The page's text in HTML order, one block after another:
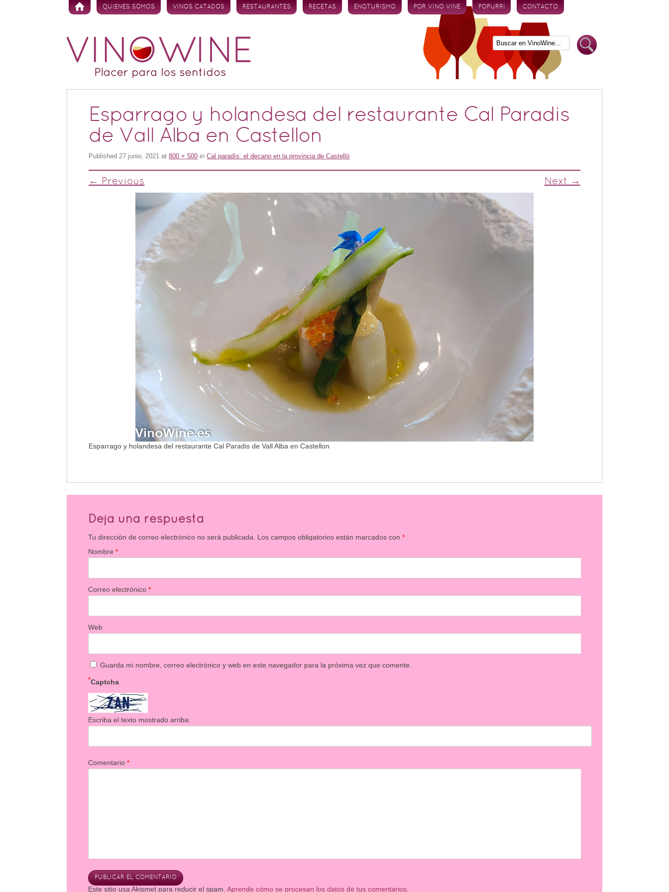
Skip to content
QUIENES SOMOS VINOS CATADOS RESTAURANTES RECETAS ENOTURISMO POR VINO VINE POPURRÍ CONTACTO
Esparrago y holandesa del restaurante Cal Paradis
de Vall Alba en Castellon
Published27 junio, 2021 at800 × 500 inCal paradís: el decano en la provincia de Castelló
← Previous Next →
Esparrago y holandesa del restaurante Cal Paradis de Vall Alba en Castellon
Deja una respuesta
Tu dirección de correo electrónico no será publicada. Los campos obligatorios están marcados con*
Nombre*
Correo electrónico*
Web
Guarda mi nombre, correo electrónico y web en este navegador para la próxima vez que comente.
Captcha
*
Escriba el texto mostrado arriba:
Comentario*
Este sitio usa Akismet para reducir el spam.Aprende cómo se procesan los datos de tus comentarios.